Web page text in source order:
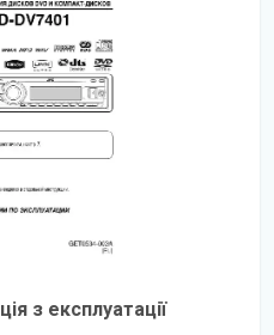
з експлуатації